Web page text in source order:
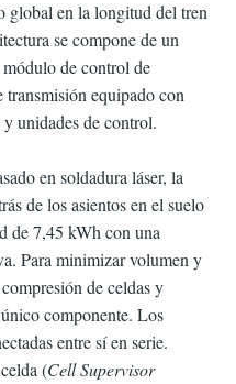
global en la longitud del tren
se compone de un
módulo de control de
transmisión equipado con
unidades de control.
en soldadura láser, la
de los asientos en el suelo
de 7,45 kWh con una
Para minimizar volumen y
de celdas y
componente. Los
entre sí en serie.
(Cell Supervisor